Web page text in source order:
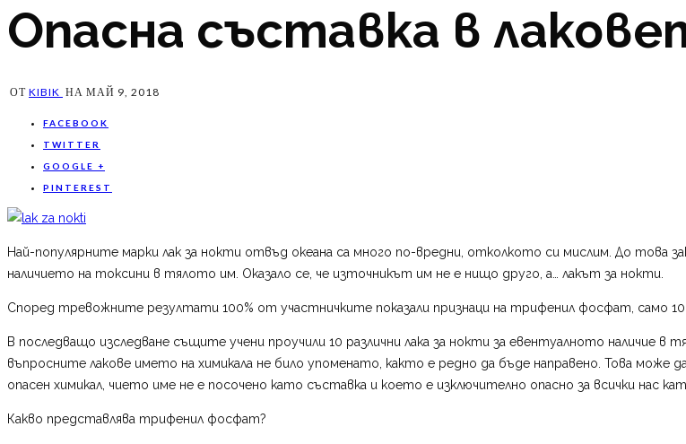
Опасна съставка в
ОТ KIBIK НА МАЙ 9, 2018
FACEBOOK
TWITTER
GOOGLE +
PINTEREST
Най-популярните марки лак за нокти отвъд океана са много по-вредни, отколкото си мислим. До това
наличието на токсини в тялото им. Оказало се, че източникът им не е нищо друго, а… лакът за нокти.
Според тревожните резултати 100% от участничките показали признаци на трифенил фосфат, само 10
В последващо изследване същите учени проучили 10 различни лака за нокти за евентуалното
въпросните лакове името на химикала не било упоменато, както е редно да бъде направено. Това
опасен химикал, чието име не е посочено като съставка и което е изключително опасно за всички нас
Какво представлява трифенил фосфат?